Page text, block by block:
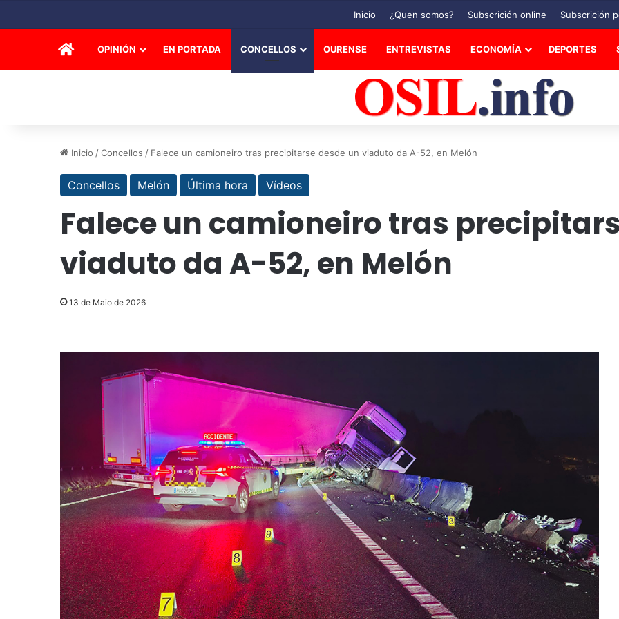
Inicio ¿Quen somos? Subscrición online Subscrición
INICIOOPINIÓN EN PORTADA CONCELLOS OURENSE ENTREVISTAS ECONOMÍA DEPORTES
Inicio /Concellos / Falece un camioneiro tras precipitarse desde un viaduto da A-52, en Melón
Concellos Melón Última hora Vídeos
Falece un camioneiro tras
viaduto da A-52, en Melón
13 de Maio de 2026